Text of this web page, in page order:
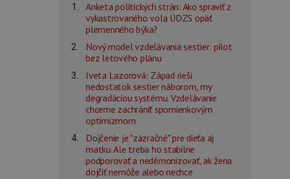
Anketa politických strán: Ako spraviť z
vykastrovaného vola ÚDZS opäť
plemenného býka?
Nový model vzdelávania sestier: pilot
bez letového plánu
Iveta Lazorová: Západ rieši
nedostatok sestier náborom, my
degradáciou systému. Vzdelávanie
chceme zachrániť spomienkovým
optimizmom
Dojčenie je "zázračné" pre dieťa aj
matku. Ale treba ho stabilne
podporovať a nedémonizovať, ak žena
dojčiť nemôže alebo nechce